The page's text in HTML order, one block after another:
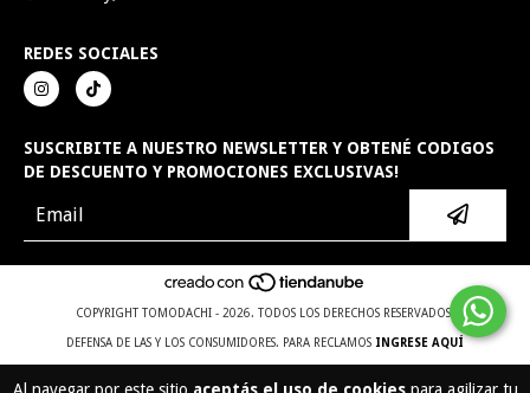
REDES SOCIALES
SUSCRIBITE A NUESTRO NEWSLETTER Y OBTENÉ CODIGOS
DE DESCUENTO Y PROMOCIONES EXCLUSIVAS!
COPYRIGHT TOMODACHI - 2026. TODOS LOS DERECHOS RESERVADOS.
DEFENSA DE LAS Y LOS CONSUMIDORES. PARA RECLAMOS INGRESE AQUÍ